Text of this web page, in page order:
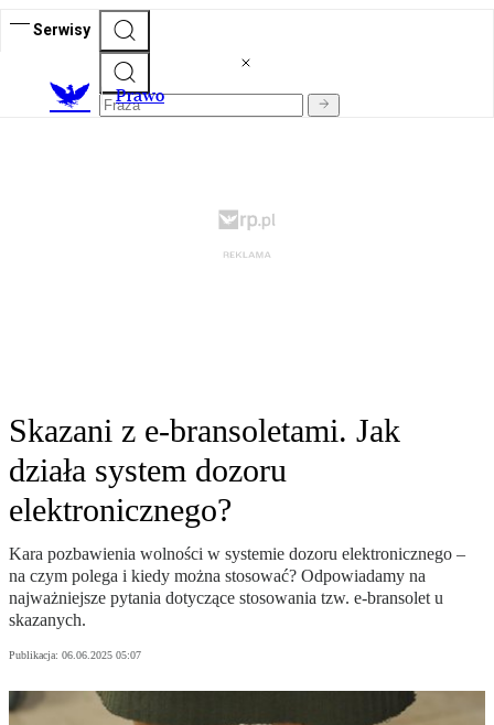
Serwisy
Prawo
Skazani z e-bransoletami. Jak
działa system dozoru
elektronicznego?
Kara pozbawienia wolności w systemie dozoru elektronicznego –
na czym polega i kiedy można stosować? Odpowiadamy na
najważniejsze pytania dotyczące stosowania tzw. e-bransolet u
skazanych.
Publikacja: 06.06.2025 05:07